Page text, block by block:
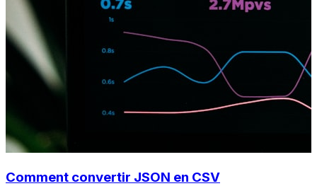
Comment convertir JSON en CSV